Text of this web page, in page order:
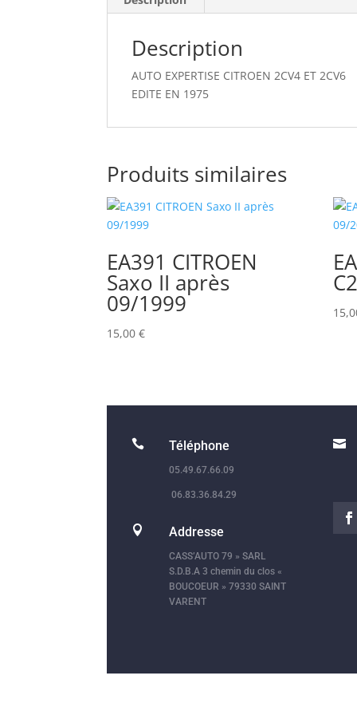
Description
AUTO EXPERTISE CITROEN 2CV4 ET 2CV6
EDITE EN 1975
Produits similaires
EA391 CITROEN
Saxo II après
09/1999
15,00€
 Téléphone
05.49.67.66.09
06.83.36.84.29
 Addresse
CASS’AUTO 79 » SARL
S.D.B.A 3 chemin du clos «
BOUCOEUR » 79330 SAINT
VARENT
